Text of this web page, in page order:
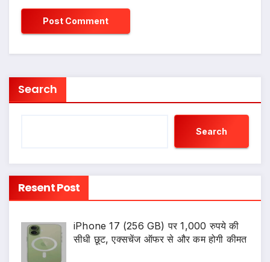
Search
Search
Resent Post
iPhone 17 (256 GB) पर 1,000 रुपये की
सीधी छूट, एक्सचेंज ऑफर से और कम होगी कीमत